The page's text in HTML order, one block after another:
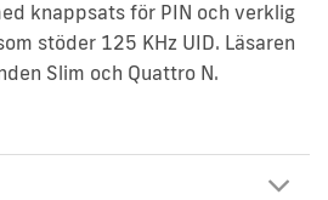
knappsats för PIN och verklig
stöder 125 KHz UID. Läsaren
Slim och Quattro N.